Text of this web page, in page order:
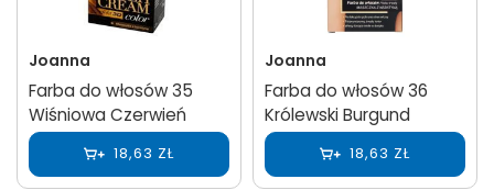
Joanna
Farba do włosów 35
Wiśniowa Czerwień
18,63 ZŁ
Joanna
Farba do włosów 36
Królewski Burgund
18,63 ZŁ